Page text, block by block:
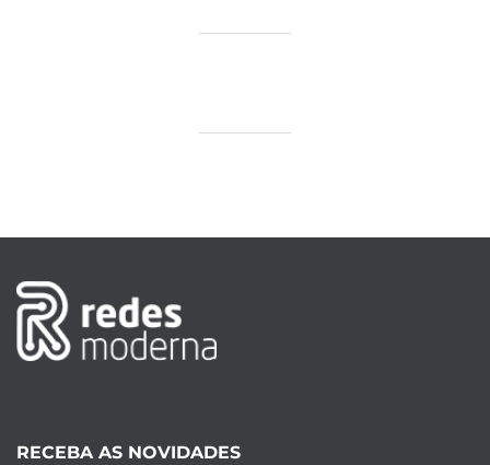
RECEBA AS NOVIDADES